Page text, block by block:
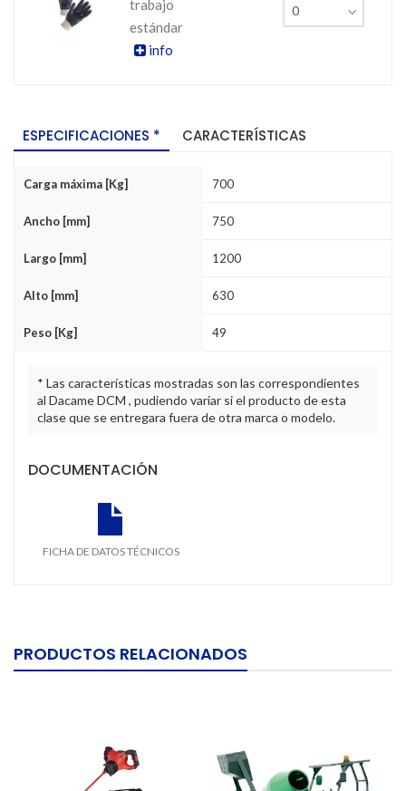
trabajo
estándar
info
ESPECIFICACIONES * CARACTERÍSTICAS
Carga máxima [Kg] 700
Ancho [mm] 750
Largo [mm] 1200
Alto [mm] 630
Peso [Kg] 49
* Las características mostradas son las correspondientes
al Dacame DCM , pudiendo variar si el producto de esta
clase que se entregara fuera de otra marca o modelo.
DOCUMENTACIÓN
FICHA DE DATOS TÉCNICOS
PRODUCTOS RELACIONADOS